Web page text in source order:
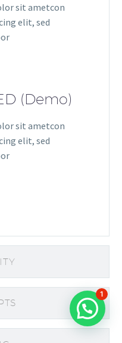
sit ametcon
elit, sed
(Demo)
sit ametcon
elit, sed
1